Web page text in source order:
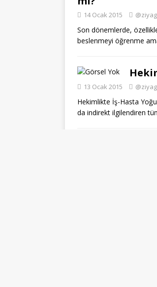
14 Ocak 2015
Son dönemlerde,
beslenmeyi öğrenme
13 Ocak 2015
Hekimlikte İş-Hasta
da indirekt ilgilendiren